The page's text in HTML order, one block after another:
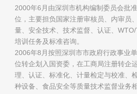
2000年6月由深圳市机构编制委员会批
位，主要担负国家注册审核员、内审员
量、安全技术、技术监督、认证、
培训任务及标准咨询。
2006年8月按照深圳市市政府行政事业
位转企划入国资委，在工商局注册转企
理、认证、标准化、计量检定与校准、
种设备、食品安全等质量技术监督业务